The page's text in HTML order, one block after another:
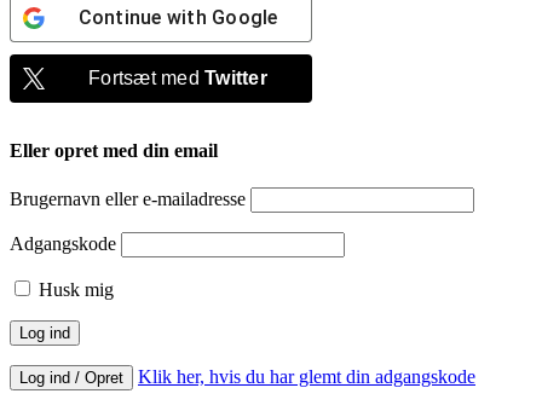
Continue with Google
Fortsæt medTwitter
Eller opret med din email
Brugernavn eller e-mailadresse
Adgangskode
Husk mig
Log ind / Opret Klik her, hvis du har glemt din adgangskode